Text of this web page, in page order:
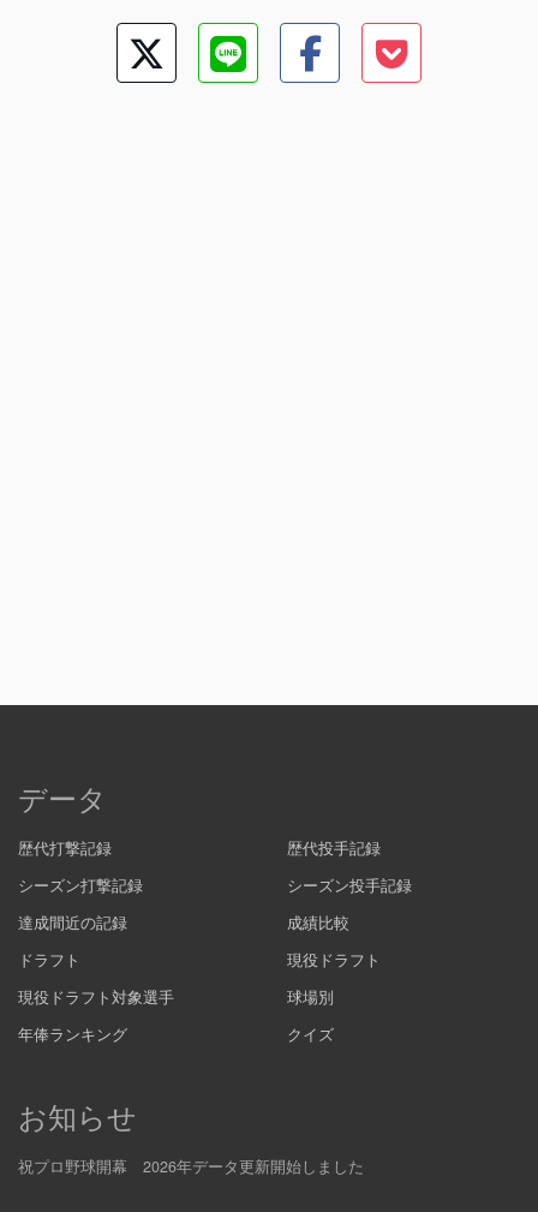
データ
歴代打撃記録
歴代投手記録
シーズン打撃記録
シーズン投手記録
達成間近の記録
成績比較
ドラフト
現役ドラフト
現役ドラフト対象選手
球場別
年俸ランキング
クイズ
お知らせ
祝プロ野球開幕 2026年データ更新開始しました